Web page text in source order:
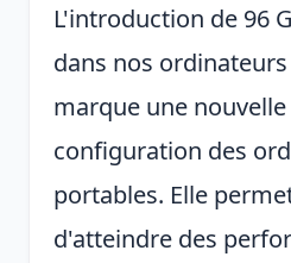
L'introduction de 96
dans nos
marque une
configuration des
portables. Elle
d'atteindre des